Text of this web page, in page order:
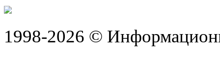
1998-2026 ©